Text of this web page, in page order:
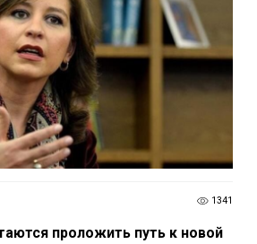
1341
проложить путь к новой